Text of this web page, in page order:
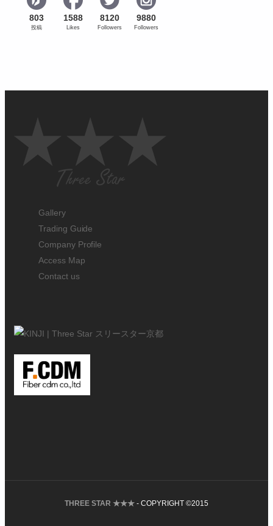
803
投稿
1588
Likes
8120
Followers
9880
Followers
Gallery
Trading Guide
Company Profile
Access Map
Contact us
THREE STAR ★★★ - COPYRIGHT ©2015